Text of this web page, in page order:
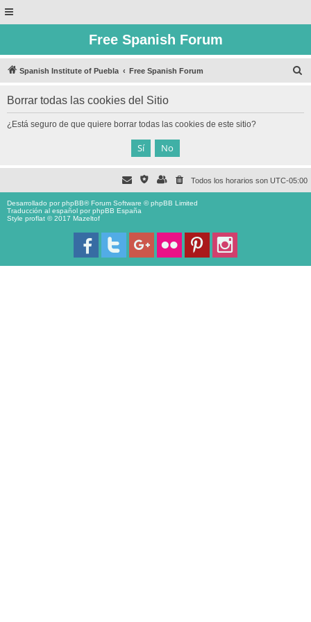
Free Spanish Forum
Spanish Institute of Puebla Free Spanish Forum
Borrar todas las cookies del Sitio
¿Está seguro de que quiere borrar todas las cookies de este sitio?
Todos los horarios son UTC-05:00
Desarrollado porphpBB® Forum Software © phpBB Limited
Traducción al español porphpBB España
Style proflat © 2017 Mazeltof